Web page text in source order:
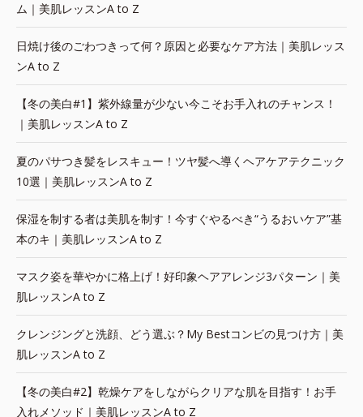
ム｜美肌レッスンA to Z
日焼け後のごわつきって何？原因と必要なケア方法｜美肌レッス
ンA to Z
【冬の美白#1】紫外線量が少ない今こそお手入れのチャンス！
｜美肌レッスンA to Z
夏のパサつき髪をレスキュー！ツヤ髪へ導くヘアケアテクニック
10選｜美肌レッスンA to Z
保湿を制する者は美肌を制す！今すぐやるべき“うるおいケア”基
本のキ｜美肌レッスンA to Z
マスク姿を華やかに格上げ！好印象ヘアアレンジ3パターン｜美
肌レッスンA to Z
クレンジングと洗顔、どう選ぶ？My Bestコンビの見つけ方｜美
肌レッスンA to Z
【冬の美白#2】乾燥ケアをしながらクリアな肌を目指す！お手
入れメソッド｜美肌レッスンA to Z